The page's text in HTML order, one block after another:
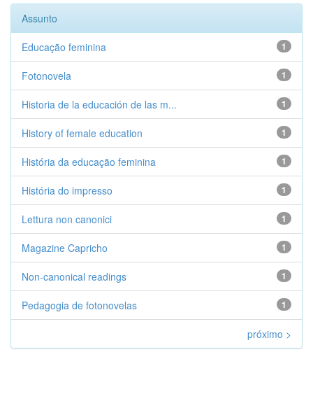
Assunto
1
Educação feminina
1
Fotonovela
1
Historia de la educación de las m...
1
History of female education
1
História da educação feminina
1
História do impresso
1
Lettura non canonici
1
Magazine Capricho
1
Non-canonical readings
1
Pedagogia de fotonovelas
próximo >